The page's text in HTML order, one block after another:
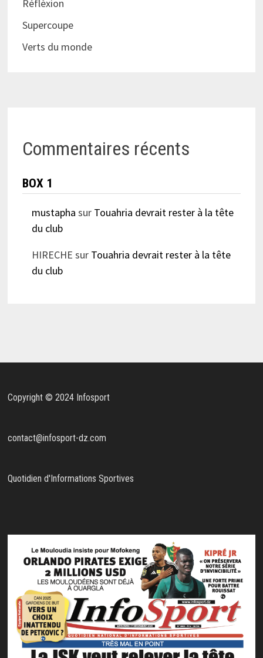
Réflèxion
Supercoupe
Verts du monde
Commentaires récents
BOX 1
mustapha sur Touahria devrait rester à la tête
du club
HIRECHE sur Touahria devrait rester à la tête
du club
Copyright © 2024 Infosport
contact@infosport-dz.com
Quotidien d'Informations Sportives